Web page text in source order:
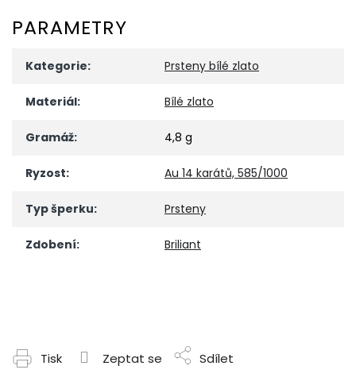
PARAMETRY
Kategorie: Prsteny bílé zlato
Materiál: Bílé zlato
Gramáž: 4,8 g
Ryzost: Au 14 karátů, 585/1000
Typ šperku: Prsteny
Zdobení: Briliant
Tisk Zeptat se Sdílet